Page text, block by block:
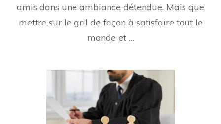
amis dans une ambiance détendue. Mais que
mettre sur le gril de façon à satisfaire tout le
monde et …